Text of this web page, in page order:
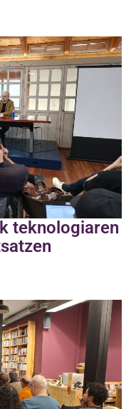
teknologiaren